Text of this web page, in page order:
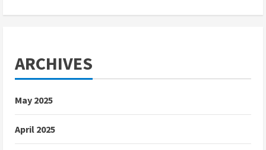
ARCHIVES
May 2025
April 2025